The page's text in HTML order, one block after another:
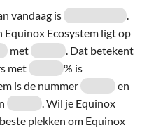
vandaag is
.
Equinox Ecosystem ligt op
met
. Dat betekent
met
% is
is de nummer
en
. Wil je Equinox
plekken om Equinox